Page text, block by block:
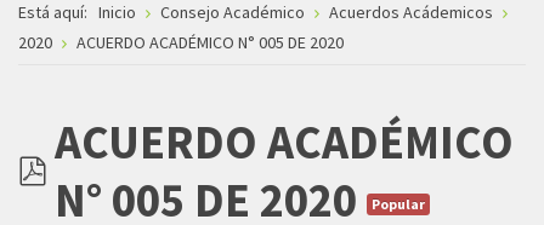
Está aquí: Inicio Consejo Académico
Acuerdos Acádemicos
2020
ACUERDO ACADÉMICO N° 005 DE 2020
pdf
ACUERDO ACADÉMICO
N° 005 DE 2020
Popular